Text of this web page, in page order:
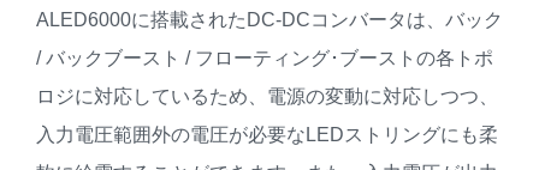
ALED6000に搭載されたDC-DCコンバータは、バック
/ バックブースト / フローティング･ブーストの各トポ
ロジに対応しているため、電源の変動に対応しつつ、
入力電圧範囲外の電圧が必要なLEDストリングにも柔